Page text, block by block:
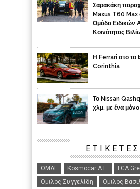
Σαρακάκη
Maxus T60 Max
Ομάδα Ειδικών
Κοινότητας
Η Ferrari στο το
Corinthia
Το Nissan
χλμ. με ένα
ΕΤΙΚΈΤΕΣ
ΟΜΑΕ Kosmocar Α.Ε.
FCA
Όμιλος Συγγελίδη
Όμιλος